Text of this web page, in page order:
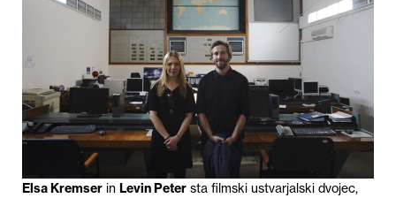
Elsa Kremser in Levin Peter sta filmski ustvarjalski dvojec,